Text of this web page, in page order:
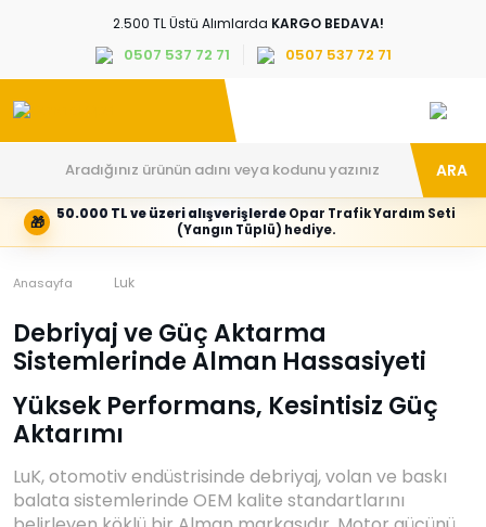
2.500 TL Üstü Alımlarda KARGO BEDAVA!
0507 537 72 71 0507 537 72 71
ARA
🎁 50.000 TL ve üzeri alışverişlerdeOpar Trafik Yardım Seti
(Yangın Tüplü) hediye.
Giriş
veya
oluşturun
E-posta adresi
Marka,
ve
seçin
Tüm Kategoriler
O
›
C
›
P
›
Anasayfa Luk
Debriyaj ve Güç Aktarma
Sistemlerinde Alman Hassasiyeti
Yüksek Performans, Kesintisiz Güç
Aktarımı
LuK, otomotiv endüstrisinde debriyaj, volan ve baskı
balata sistemlerinde OEM kalite standartlarını